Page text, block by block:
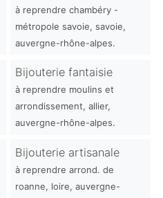
à reprendre chambéry -
métropole savoie, savoie,
auvergne-rhône-alpes.
Bijouterie fantaisie
à reprendre moulins et
arrondissement, allier,
auvergne-rhône-alpes.
Bijouterie artisanale
à reprendre arrond. de
roanne, loire, auvergne-